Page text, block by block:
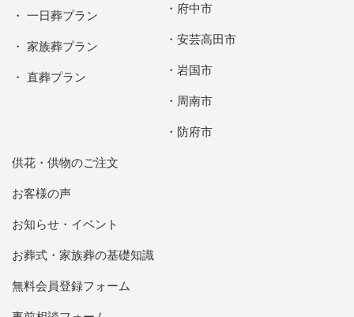
一日葬プラン
家族葬プラン
直葬プラン
府中市
安芸高田市
岩国市
周南市
防府市
供花・供物のご注文
お客様の声
お知らせ・イベント
お葬式・家族葬の基礎知識
無料会員登録フォーム